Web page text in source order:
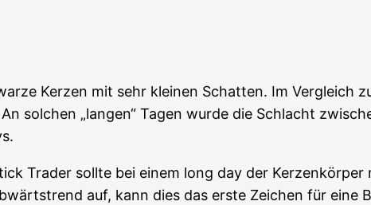
Ker­zen mit sehr klei­nen Schat­ten. Im
sol­chen „lan­gen“ Tagen wur­de die Schlacht
Trader soll­te bei einem long day der
auf, kann dies das ers­te Zei­chen für eine